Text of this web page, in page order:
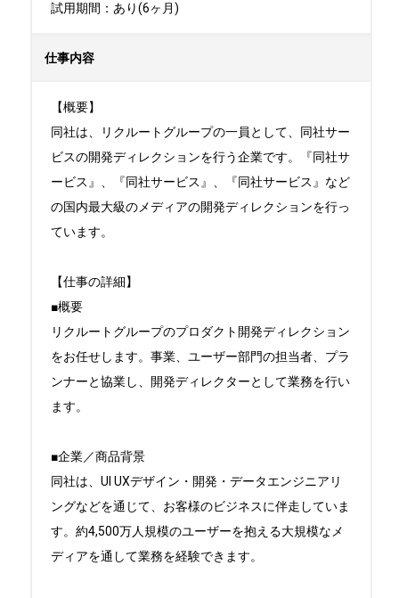
試用期間：あり(6ヶ月)
仕事内容
【概要】
同社は、リクルートグループの一員として、同社サー
ビスの開発ディレクションを行う企業です。『同社サ
ービス』、『同社サービス』、『同社サービス』など
の国内最大級のメディアの開発ディレクションを行っ
ています。
【仕事の詳細】
■概要
リクルートグループのプロダクト開発ディレクション
をお任せします。事業、ユーザー部門の担当者、プラ
ンナーと協業し、開発ディレクターとして業務を行い
ます。
■企業／商品背景
同社は、UI UXデザイン・開発・データエンジニアリ
ングなどを通じて、お客様のビジネスに伴走していま
す。約4,500万人規模のユーザーを抱える大規模なメ
ディアを通して業務を経験できます。